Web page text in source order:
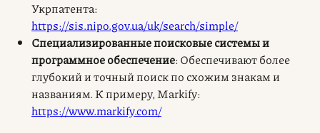
Укрпатента:
https://sis.nipo.gov.ua/uk/search/simple/
Специализированные поисковые системы и
программное обеспечение: Обеспечивают более
глубокий и точный поиск по схожим знакам и
названиям. К примеру, Markify:
https://www.markify.com/